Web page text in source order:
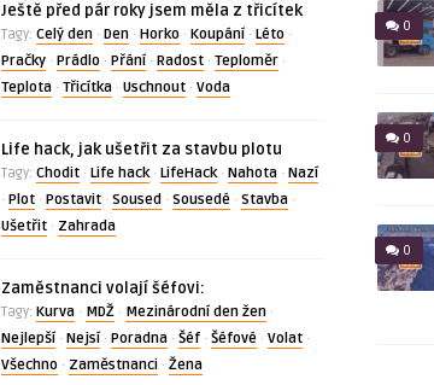
Ještě před pár roky jsem měla z třicítek
Tagy: Celý den · Den · Horko · Koupání· Léto ·
Pračky · Prádlo · Přání· Radost · Teploměr ·
Teplota · Třicítka · Uschnout · Voda
Life hack, jak ušetřit za stavbu plotu
Tagy: Chodit · Life hack· LifeHack· Nahota · Nazí
· Plot · Postavit · Soused · Sousedé · Stavba ·
Ušetřit · Zahrada
Zaměstnanci volají šéfovi:
Tagy: Kurva · MDŽ · Mezinárodní den žen ·
Nejlepší· Nejsí· Poradna · Šéf · Šéfové · Volat ·
Všechno · Zaměstnanci · Žena
0
0
0